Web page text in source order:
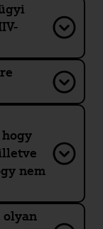
nem
olyan